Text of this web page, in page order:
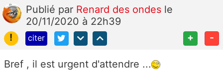
Publié par Renard des ondes le
20/11/2020 à 22h39
!
citer + -
Bref , il est urgent d'attendre ...